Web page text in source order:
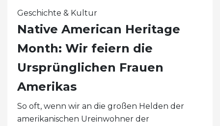
Geschichte & Kultur
Native American Heritage
Month: Wir feiern die
Ursprünglichen Frauen
Amerikas
So oft, wenn wir an die großen Helden der
amerikanischen Ureinwohner der